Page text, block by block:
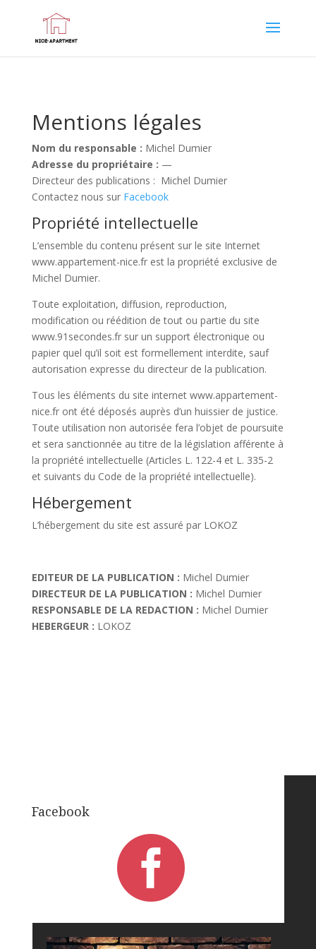
Mentions légales
Nom du responsable : Michel Dumier
Adresse du propriétaire : —
Directeur des publications : Michel Dumier
Contactez nous sur Facebook
Propriété intellectuelle
L’ensemble du contenu présent sur le site Internet
www.appartement-nice.fr est la propriété exclusive de
Michel Dumier.
Toute exploitation, diffusion, reproduction,
modification ou réédition de tout ou partie du site
www.91secondes.fr sur un support électronique ou
papier quel qu’il soit est formellement interdite, sauf
autorisation expresse du directeur de la publication.
Tous les éléments du site internet www.appartement-
nice.fr ont été déposés auprès d’un huissier de justice.
Toute utilisation non autorisée fera l’objet de poursuite
et sera sanctionnée au titre de la législation afférente à
la propriété intellectuelle (Articles L. 122-4 et L. 335-2
et suivants du Code de la propriété intellectuelle).
Hébergement
L’hébergement du site est assuré par LOKOZ
EDITEUR DE LA PUBLICATION : Michel Dumier
DIRECTEUR DE LA PUBLICATION : Michel Dumier
RESPONSABLE DE LA REDACTION : Michel Dumier
HEBERGEUR : LOKOZ
Facebook
